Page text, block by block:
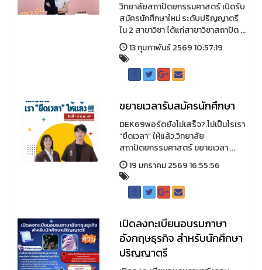
วิทยาลัยสถาปัตยกรรมศาสตร์ เปิดรับ
สมัครนักศึกษาใหม่ ระดับปริญญาตรี
ใน 2 สาขาวิชา ได้แก่สาขาวิชาสถาปัต ...
13 กุมภาพันธ์ 2569 10:57:19
ขยายเวลารับสมัครนักศึกษา
DEK69พอร์ตยังไม่เสร็จ?.ไม่เป็นไรเรา
“ยืดเวลา” ให้แล้ว.วิทยาลัย
สถาปัตยกรรมศาสตร์ ขยายเวลา ...
19 มกราคม 2569 16:55:56
เปิดลงทะเบียนอบรมภาษา
อังกฤษธุรกิจ สำหรับนักศึกษา
ปริญญาตรี